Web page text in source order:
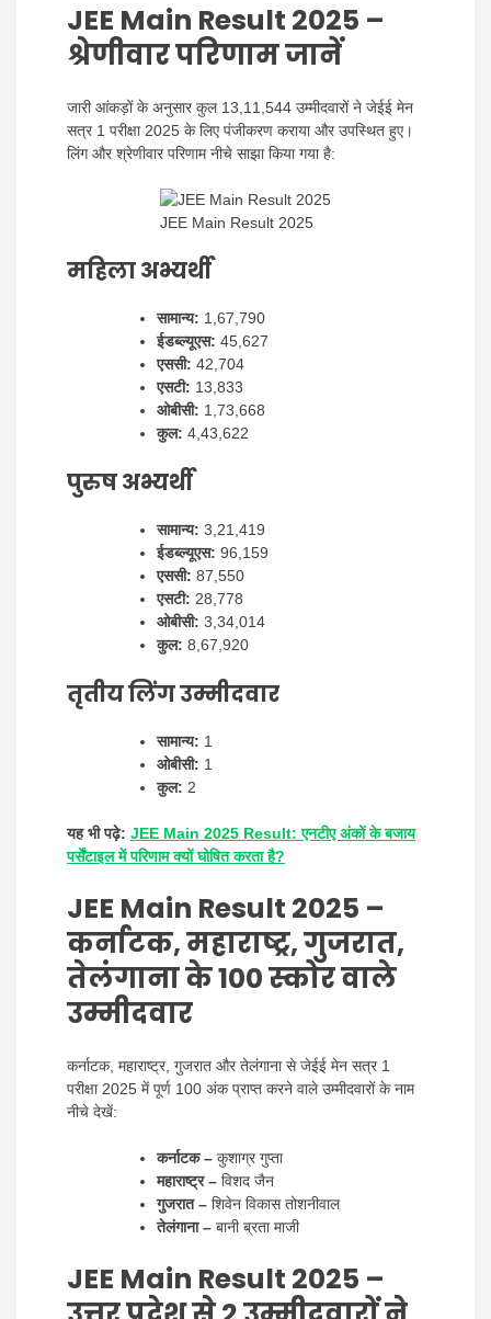
JEE Main Result 2025 –
श्रेणीवार परिणाम जानें
जारी आंकड़ों के अनुसार कुल 13,11,544 उम्मीदवारों ने जेईई मेन
सत्र 1 परीक्षा 2025 के लिए पंजीकरण कराया और उपस्थित हुए।
लिंग और श्रेणीवार परिणाम नीचे साझा किया गया है:
JEE Main Result 2025
महिला अभ्यर्थी
सामान्य: 1,67,790
ईडब्ल्यूएस: 45,627
एससी: 42,704
एसटी: 13,833
ओबीसी: 1,73,668
कुल: 4,43,622
पुरुष अभ्यर्थी
सामान्य: 3,21,419
ईडब्ल्यूएस: 96,159
एससी: 87,550
एसटी: 28,778
ओबीसी: 3,34,014
कुल: 8,67,920
तृतीय लिंग उम्मीदवार
सामान्य: 1
ओबीसी: 1
कुल: 2
यह भी पढ़े: JEE Main 2025 Result: एनटीए अंकों के बजाय
पर्सेंटाइल में परिणाम क्यों घोषित करता है?
JEE Main Result 2025 –
कर्नाटक, महाराष्ट्र, गुजरात,
तेलंगाना के 100 स्कोर वाले
उम्मीदवार
कर्नाटक, महाराष्ट्र, गुजरात और तेलंगाना से जेईई मेन सत्र 1
परीक्षा 2025 में पूर्ण 100 अंक प्राप्त करने वाले उम्मीदवारों के नाम
नीचे देखें:
कर्नाटक – कुशाग्र गुप्ता
महाराष्ट्र – विशद जैन
गुजरात – शिवेन विकास तोशनीवाल
तेलंगाना – बानी ब्रता माजी
JEE Main Result 2025 –